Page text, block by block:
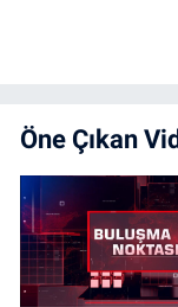
Öne Çıkan